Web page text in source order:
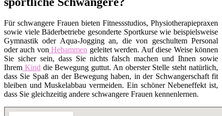
Für schwangere Frauen bieten Fitnessstudios, Physiotherapiepraxen
sowie viele Bäderbetriebe gesonderte Sportkurse wie beispielsweise
Gymnastik oder Aqua-Jogging an, die von geschultem Personal
oder auch von Hebammen geleitet werden. Auf diese Weise können
Sie sicher sein, dass Sie nichts falsch machen und Ihnen sowie
Ihrem Kind die Bewegung guttut. An oberster Stelle steht natürlich,
dass Sie Spaß an der Bewegung haben, in der Schwangerschaft fit
bleiben und Muskelabbau vermeiden. Ein schöner Nebeneffekt ist,
dass Sie gleichzeitig andere schwangere Frauen kennenlernen.